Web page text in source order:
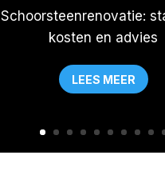
Schoorsteenrenovatie:
kosten en advies
LEES MEER